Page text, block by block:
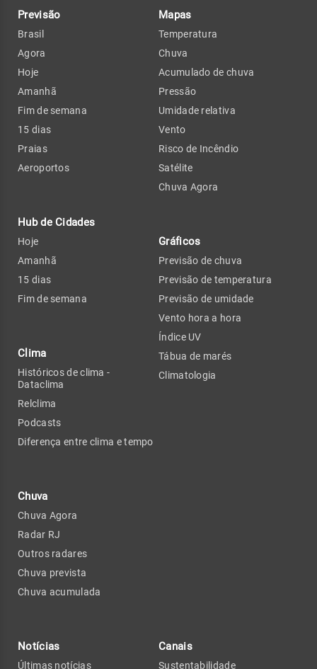
Previsão
Brasil
Agora
Hoje
Amanhã
Fim de semana
15 dias
Praias
Aeroportos
Hub de Cidades
Hoje
Amanhã
15 dias
Fim de semana
Clima
Históricos de clima -
Dataclima
Relclima
Podcasts
Diferença entre clima e tempo
Chuva
Chuva Agora
Radar RJ
Outros radares
Chuva prevista
Chuva acumulada
Mapas
Temperatura
Chuva
Acumulado de chuva
Pressão
Umidade relativa
Vento
Risco de Incêndio
Satélite
Chuva Agora
Gráficos
Previsão de chuva
Previsão de temperatura
Previsão de umidade
Vento hora a hora
Índice UV
Tábua de marés
Climatologia
Notícias
Últimas notícias
Canais
Sustentabilidade